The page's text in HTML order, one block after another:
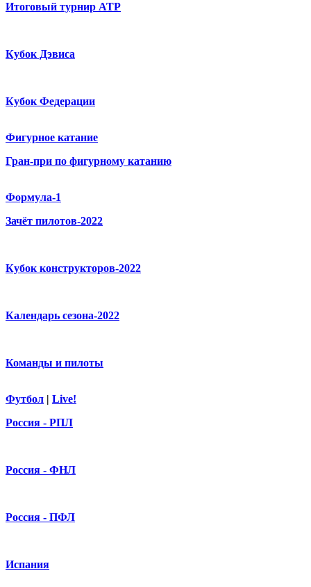
Итоговый турнир ATP
Кубок Дэвиса
Кубок Федерации
Фигурное катание
Гран-при по фигурному катанию
Формула-1
Зачёт пилотов-2022
Кубок конструкторов-2022
Календарь сезона-2022
Команды и пилоты
Футбол | Live!
Россия - РПЛ
Россия - ФНЛ
Россия - ПФЛ
Испания